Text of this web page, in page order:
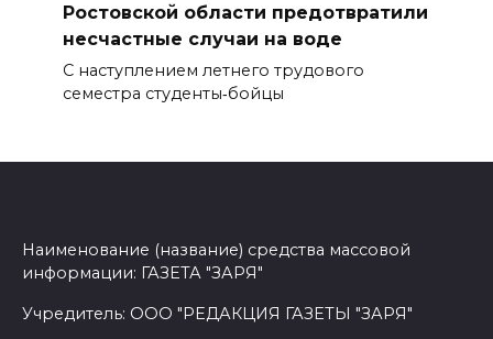
Ростовской области предотвратили
несчастные случаи на воде
С наступлением летнего трудового
семестра студенты‑бойцы
Наименование (название) средства массовой
информации: ГАЗЕТА "ЗАРЯ"
Учредитель: ООО "РЕДАКЦИЯ ГАЗЕТЫ "ЗАРЯ"